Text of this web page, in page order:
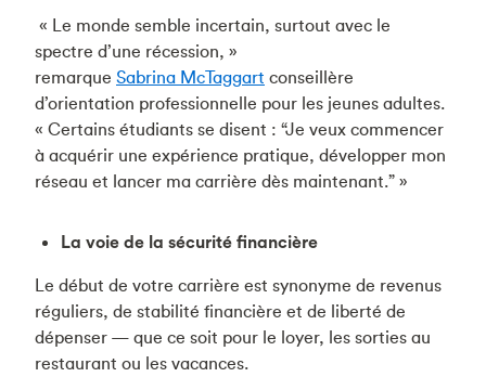
« Le monde semble incertain, surtout avec le
spectre d’une récession, »
remarque Sabrina McTaggart conseillère
d’orientation professionnelle pour les jeunes adultes.
« Certains étudiants se disent : “Je veux commencer
à acquérir une expérience pratique, développer mon
réseau et lancer ma carrière dès maintenant.” »
La voie de la sécurité financière
Le début de votre carrière est synonyme de revenus
réguliers, de stabilité financière et de liberté de
dépenser — que ce soit pour le loyer, les sorties au
restaurant ou les vacances.